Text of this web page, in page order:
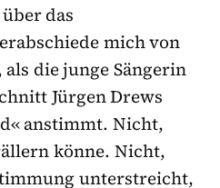
das
mich von
die junge Sängerin
Jürgen Drews
anstimmt. Nicht,
könne. Nicht,
unterstreicht,